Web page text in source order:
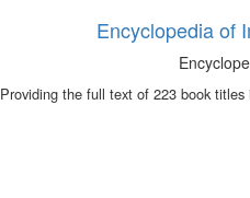
Encyclopedia of
Providing the full text of 223 book